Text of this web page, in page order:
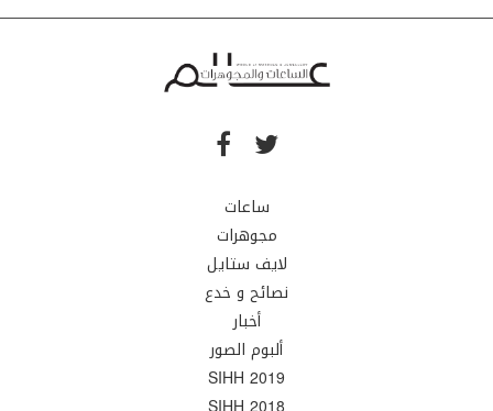
ساعات
مجوهرات
لايف ستايل
نصائح و خدع
أخبار
ألبوم الصور
SIHH 2019